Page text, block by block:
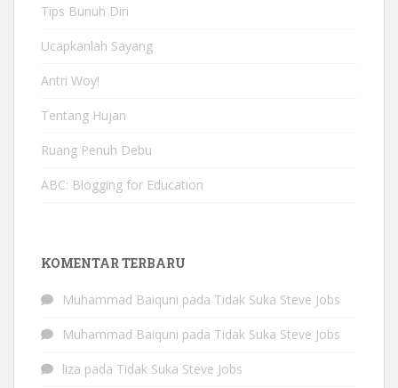
Tips Bunuh Diri
Ucapkanlah Sayang
Antri Woy!
Tentang Hujan
Ruang Penuh Debu
ABC: Blogging for Education
KOMENTAR TERBARU
Muhammad Baiquni pada Tidak Suka Steve Jobs
Muhammad Baiquni pada Tidak Suka Steve Jobs
liza pada Tidak Suka Steve Jobs